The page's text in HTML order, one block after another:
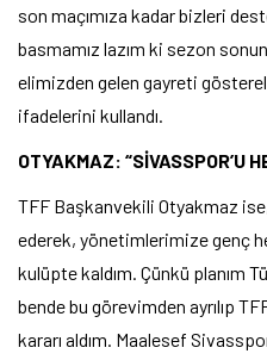
son maçımıza kadar bizleri
basmamız lazım ki sezon
elimizden gelen gayreti
ifadelerini kullandı.
OTYAKMAZ: “SİVASSPOR’U
TFF Başkanvekili Otyakmaz
ederek, yönetimlerimize genç
kulüpte kaldım. Çünkü planım
bende bu görevimden ayrılıp
kararı aldım. Maalesef